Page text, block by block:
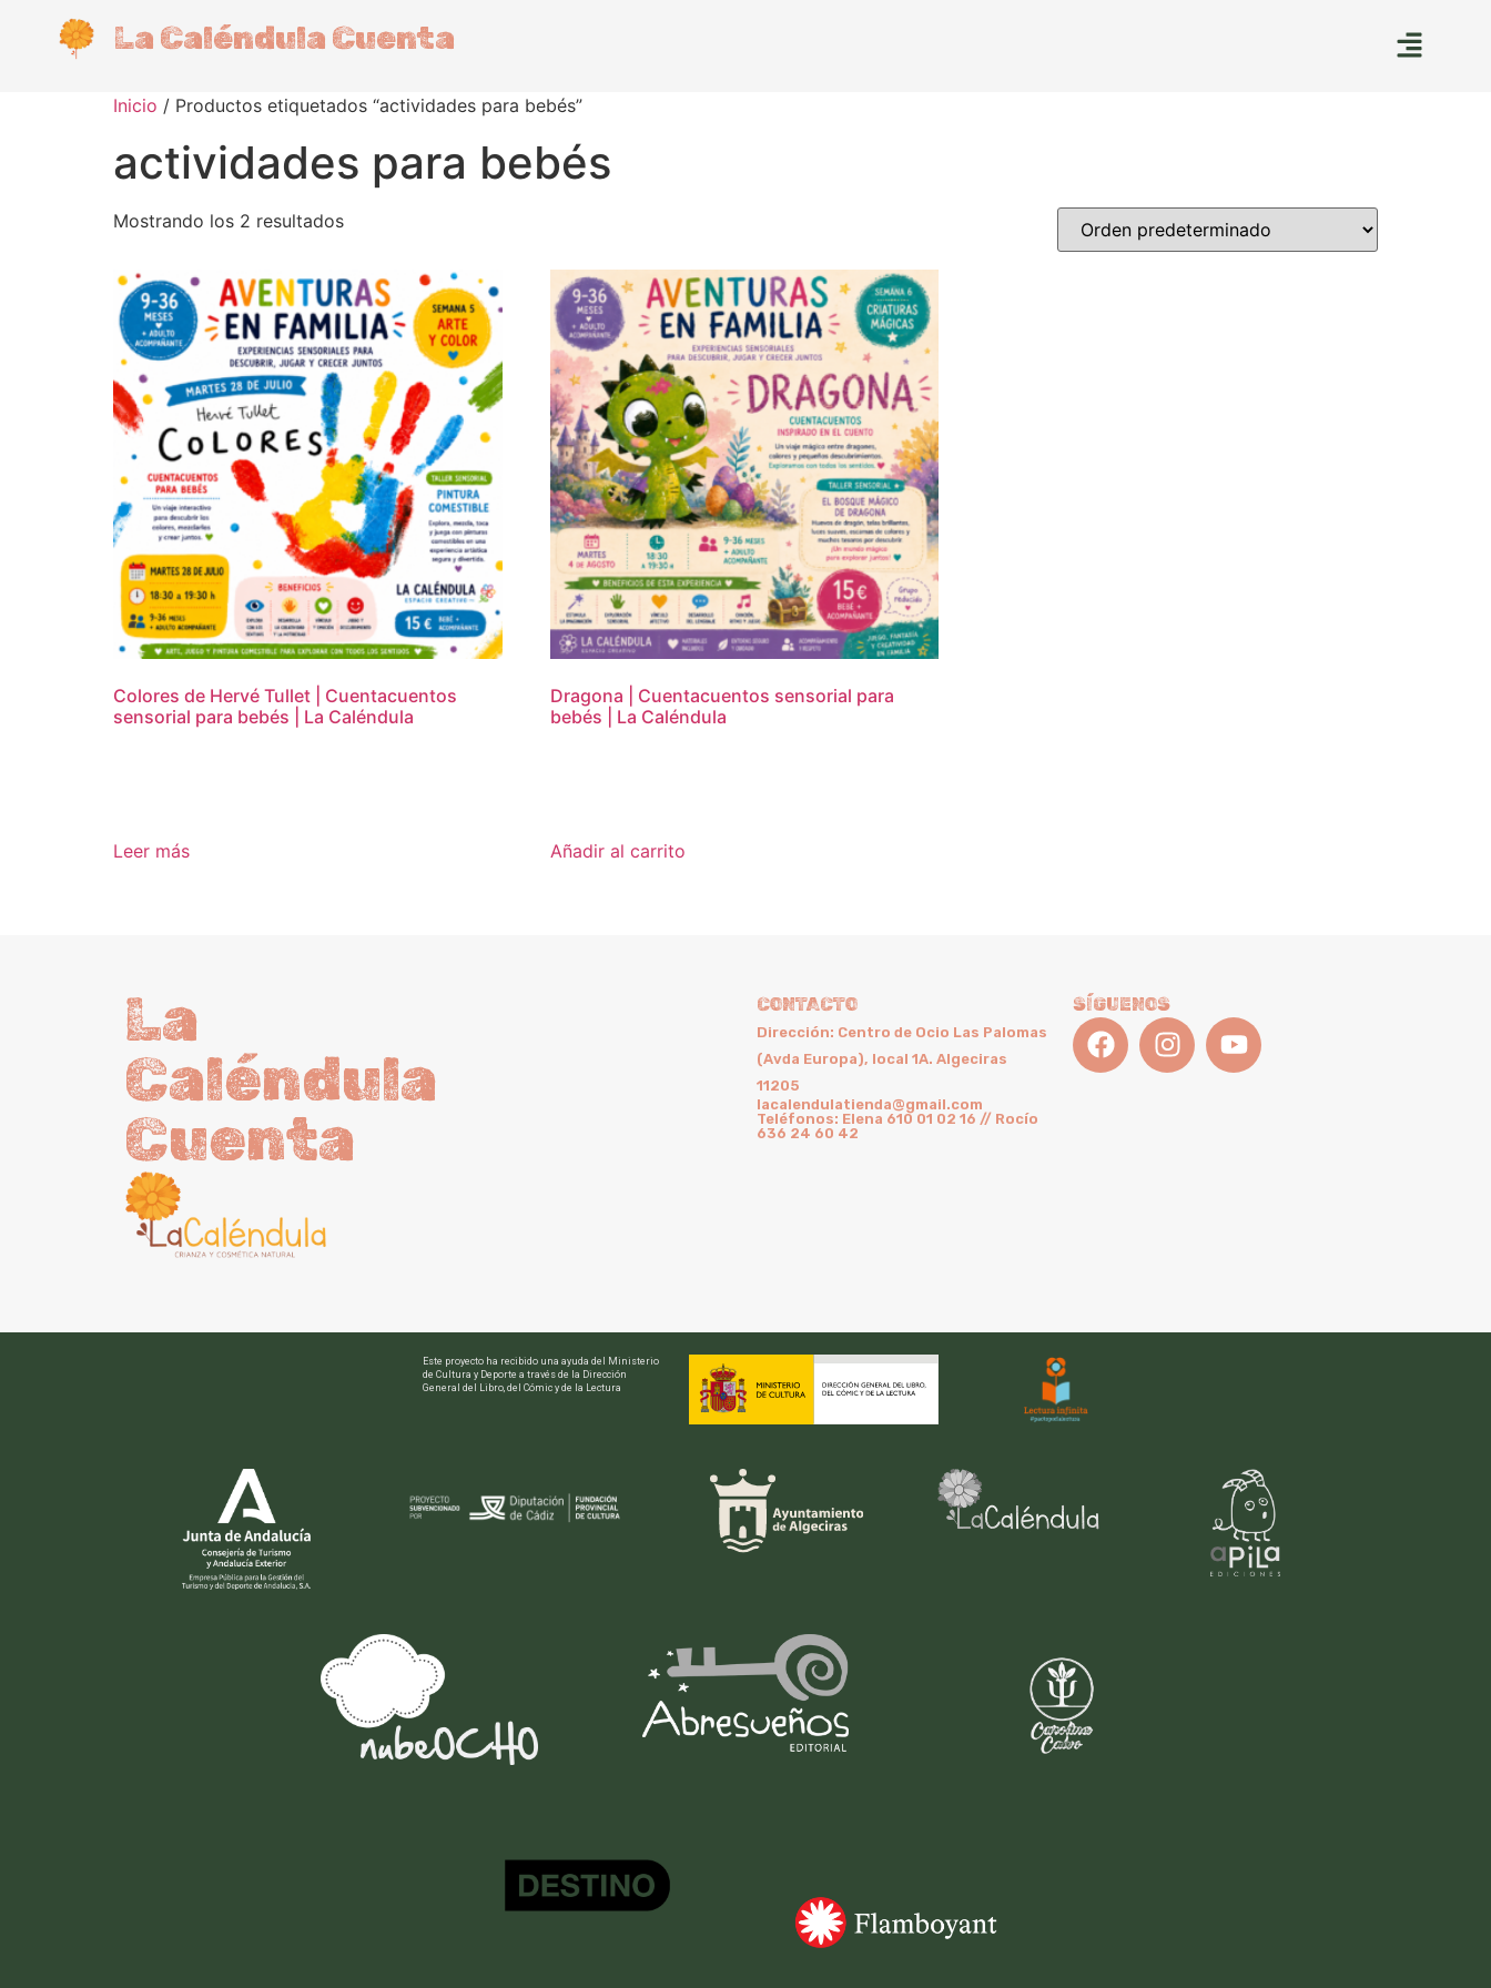
La Caléndula Cuenta
Inicio / Productos etiquetados “actividades para bebés”
actividades para bebés
Mostrando los 2 resultados
Colores de Hervé Tullet | Cuentacuentos
sensorial para bebés | La Caléndula
Leer más
Dragona | Cuentacuentos sensorial para
bebés | La Caléndula
Añadir al carrito
La
Caléndula
Cuenta
CONTACTO
Dirección: Centro de Ocio Las Palomas
(Avda Europa), local 1A. Algeciras
11205
lacalendulatienda@gmail.com
Teléfonos: Elena 610 01 02 16 // Rocío
636 24 60 42
SÍGUENOS
Este proyecto ha recibido una ayuda del Ministerio
de Cultura y Deporte a través de la Dirección
General del Libro, del Cómic y de la Lectura